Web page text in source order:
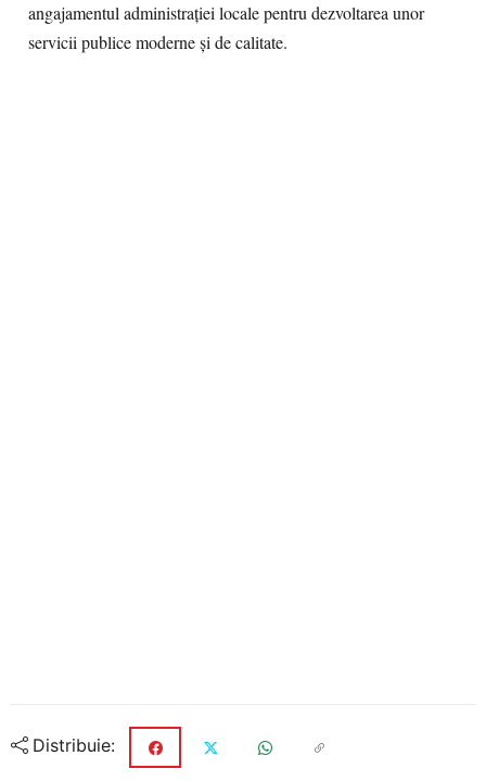
angajamentul administrației locale pentru dezvoltarea unor
servicii publice moderne și de calitate.
Distribuie: